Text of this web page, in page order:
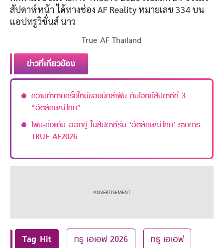
สัปดาห์หน้า ได้ทางช่อง AF Reality หมายเลข 334 บน
แอปทรูวิชั่นส์ นาว
True AF Thailand
ข่าวที่เกี่ยวข้อง
ความท้าทายครั้งใหม่ของนักล่าฝัน กับโจทย์สัปดาห์ที่ 3
"อัตลักษณ์ไทย”
โฟน-กิ่งแก้ม ออกคู่ ในสัปดาห์ธีม ‘อัตลักษณ์ไทย’ รายการ
TRUE AF2026
Tag Hit ทรู เอเอฟ 2026 ทรู เอเอฟ